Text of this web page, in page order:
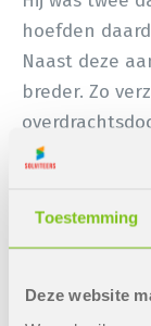
Toestemming
Deze website
hoefden
Naast deze
breder. Zo
collega’s blij
is de